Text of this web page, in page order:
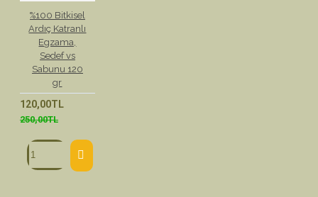
%100 Bitkisel
Ardıç Katranlı
Egzama,
Sedef vs
Sabunu 120
gr
120,00TL
250,00TL